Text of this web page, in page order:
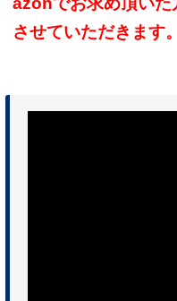
させていただきます。